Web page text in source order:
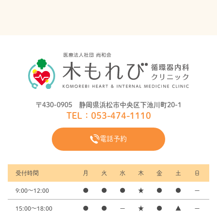
〒430-0905 静岡県浜松市中央区下池川町20-1
TEL： 053-474-1110
電話予約
受付時間 月 火 水 木 金 土 日
9:00～12:00 ● ● ● ★ ● ● ー
15:00～18:00 ● ● ー ★ ● ▲ ー